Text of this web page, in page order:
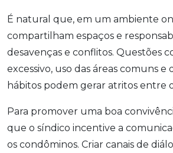
É natural que, em um ambiente
compartilham espaços e
desavenças e conflitos. Questões
excessivo, uso das áreas comuns e
hábitos podem gerar atritos entre
Para promover uma boa
que o síndico incentive a
os condôminos. Criar canais de